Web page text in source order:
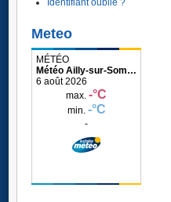
Meteo
Météo Ailly-sur-Somme